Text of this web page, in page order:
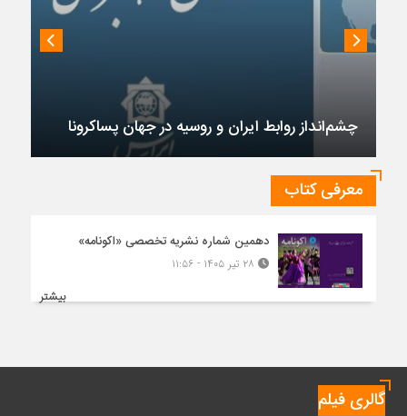
چشم‌انداز روابط ایران و روسیه در جهان پساکرونا
معرفی کتاب
دهمین شماره نشریه تخصصی «اکونامه»
بیشتر
گالری فیلم